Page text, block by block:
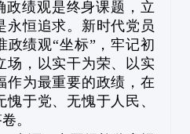
政绩观是终身课题，立
永恒追求。新时代党员
政绩观“坐标”，牢记初
场，以实干为荣、以实
作为最重要的政绩，在
于党、无愧于人民、
。